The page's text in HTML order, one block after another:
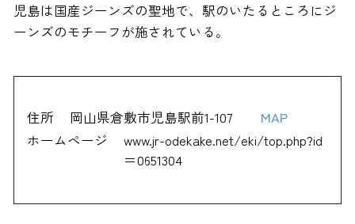
児島は国産ジーンズの聖地で、駅のいたるところにジ
ーンズのモチーフが施されている。
住所 岡山県倉敷市児島駅前1-107
MAP
ホームページ
www.jr-odekake.net/eki/top.php?id
＝0651304